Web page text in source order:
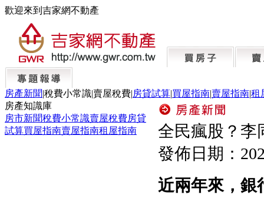
歡迎來到吉家網不動產
房產新聞|稅費小常識|賣屋稅費|房貸試算|買屋指南|賣屋指南|租
房產知識庫
房市新聞稅費小常識賣屋稅費房貸
試算買屋指南賣屋指南租屋指南
全民瘋股？李
發佈日期：
近兩年來，銀